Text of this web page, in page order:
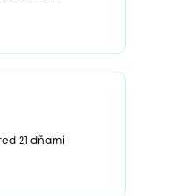
21 dňami